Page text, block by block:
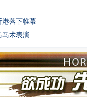
港落下帷幕
马术表演